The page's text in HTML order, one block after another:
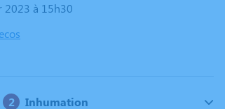
2023 à 15h30
Inhumation